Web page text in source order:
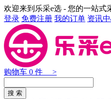
欢迎来到乐采e选 - 您的一站式
登录 免费注册 我的订单 资讯
购物车 0 件 >